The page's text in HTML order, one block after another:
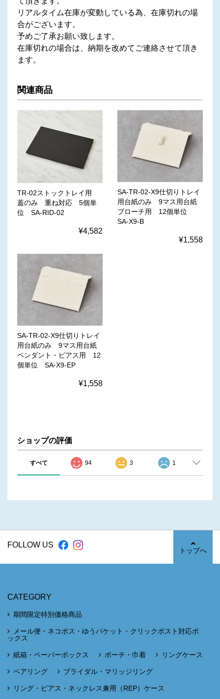
リアルタイム在庫が変動している為、在庫切れの場
合がございます。
予めご了承お願い致します。
在庫切れの場合は、納期を改めてご連絡させて頂き
ます。
関連商品
TR-02ストックトレイ用
蓋のみ 重ね対応 5個単
位 SA-RID-02
¥4,582
SA-TR-02-X9仕切りトレイ
用台紙のみ 9マス用台紙
ブローチ用 12個単位
SA-X9-B
¥1,558
SA-TR-02-X9仕切りトレイ
用台紙のみ 9マス用台紙
ペンダント・ピアス用 12
個単位 SA-X9-EP
¥1,558
ショップの評価
すべて 94 3 1
FOLLOW US
トップへ
CATEGORY
期間限定特別価格商品
メール便・ネコポス・ゆうパケット・クリックポスト対応ボ
ックス
紙箱・ペーパーボックス ポーチ・巾着 リングケース
ペアリング ブライダル・マリッジリング
リング・ピアス・ネックレス兼用（REP）ケース